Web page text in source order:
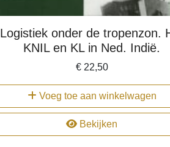
Logistiek onder de tropenzon.
KNIL en KL in Ned. Indië.
€22,50
Voeg toe aan winkelwagen
Bekijken